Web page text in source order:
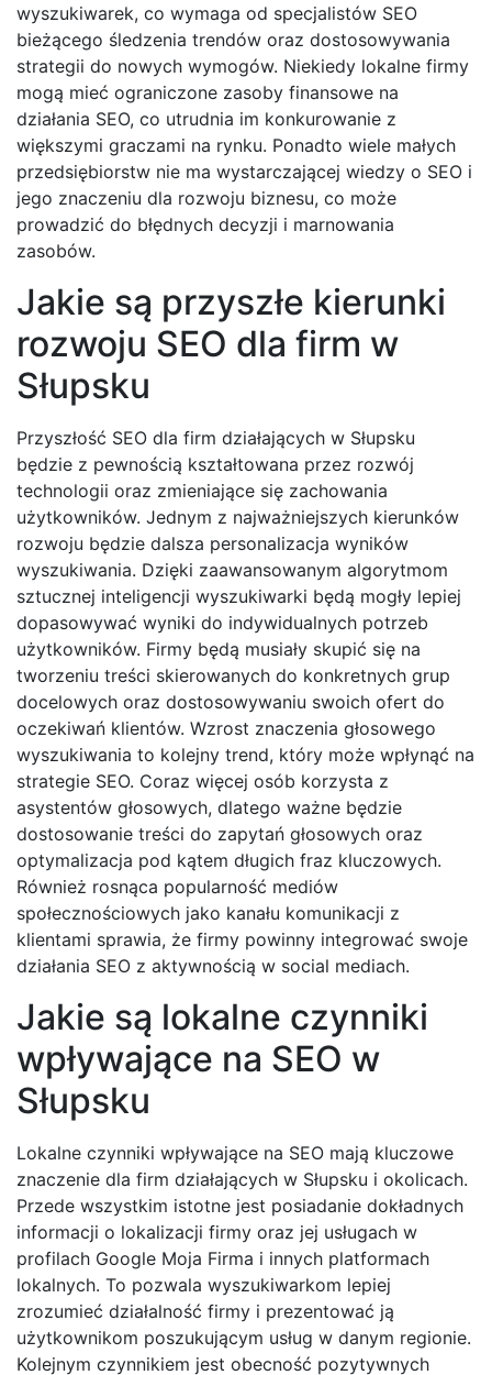
wyszukiwarek, co wymaga od specjalistów SEO
bieżącego śledzenia trendów oraz dostosowywania
strategii do nowych wymogów. Niekiedy lokalne firmy
mogą mieć ograniczone zasoby finansowe na
działania SEO, co utrudnia im konkurowanie z
większymi graczami na rynku. Ponadto wiele małych
przedsiębiorstw nie ma wystarczającej wiedzy o SEO i
jego znaczeniu dla rozwoju biznesu, co może
prowadzić do błędnych decyzji i marnowania
zasobów.
Jakie są przyszłe kierunki
rozwoju SEO dla firm w
Słupsku
Przyszłość SEO dla firm działających w Słupsku
będzie z pewnością kształtowana przez rozwój
technologii oraz zmieniające się zachowania
użytkowników. Jednym z najważniejszych kierunków
rozwoju będzie dalsza personalizacja wyników
wyszukiwania. Dzięki zaawansowanym algorytmom
sztucznej inteligencji wyszukiwarki będą mogły lepiej
dopasowywać wyniki do indywidualnych potrzeb
użytkowników. Firmy będą musiały skupić się na
tworzeniu treści skierowanych do konkretnych grup
docelowych oraz dostosowywaniu swoich ofert do
oczekiwań klientów. Wzrost znaczenia głosowego
wyszukiwania to kolejny trend, który może wpłynąć na
strategie SEO. Coraz więcej osób korzysta z
asystentów głosowych, dlatego ważne będzie
dostosowanie treści do zapytań głosowych oraz
optymalizacja pod kątem długich fraz kluczowych.
Również rosnąca popularność mediów
społecznościowych jako kanału komunikacji z
klientami sprawia, że firmy powinny integrować swoje
działania SEO z aktywnością w social mediach.
Jakie są lokalne czynniki
wpływające na SEO w
Słupsku
Lokalne czynniki wpływające na SEO mają kluczowe
znaczenie dla firm działających w Słupsku i okolicach.
Przede wszystkim istotne jest posiadanie dokładnych
informacji o lokalizacji firmy oraz jej usługach w
profilach Google Moja Firma i innych platformach
lokalnych. To pozwala wyszukiwarkom lepiej
zrozumieć działalność firmy i prezentować ją
użytkownikom poszukującym usług w danym regionie.
Kolejnym czynnikiem jest obecność pozytywnych